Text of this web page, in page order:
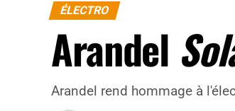
ÉLECTRO
Arandel
Arandel rend hommage à